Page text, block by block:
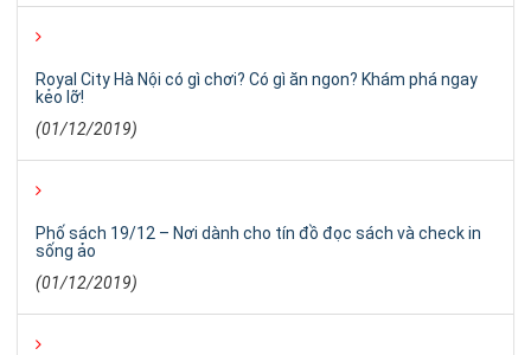
Royal City Hà Nội có gì chơi? Có gì ăn ngon? Khám phá ngay
kẻo lỡ!
(01/12/2019)
Phố sách 19/12 – Nơi dành cho tín đồ đọc sách và check in
sống ảo
(01/12/2019)